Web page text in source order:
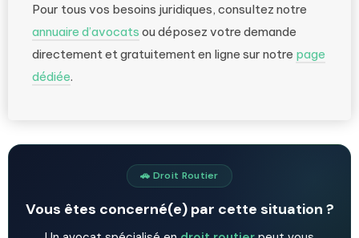
Pour tous vos besoins juridiques, consultez notre
annuaire d’avocats ou déposez votre demande
directement et gratuitement en ligne sur notre page
dédiée.
🚗 Droit Routier
Vous êtes concerné(e) par cette situation ?